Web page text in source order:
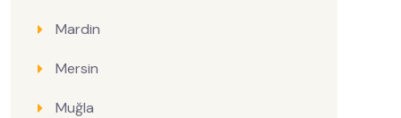
Mardin
Mersin
Muğla